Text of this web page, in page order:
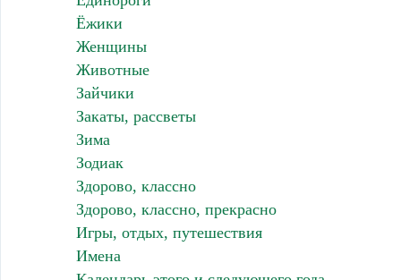
Ёжики
Женщины
Животные
Зайчики
Закаты, рассветы
Зима
Зодиак
Здорово, классно
Здорово, классно, прекрасно
Игры, отдых, путешествия
Имена